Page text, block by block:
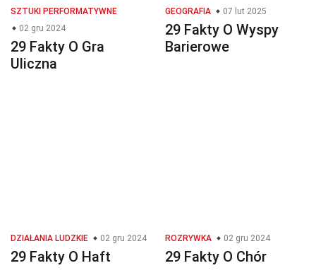
SZTUKI PERFORMATYWNE
02 gru 2024
29 Fakty O Gra
Uliczna
GEOGRAFIA 07 lut 2025
29 Fakty O Wyspy
Barierowe
DZIAŁANIA LUDZKIE 02 gru 2024
29 Fakty O Haft
ROZRYWKA 02 gru 2024
29 Fakty O Chór